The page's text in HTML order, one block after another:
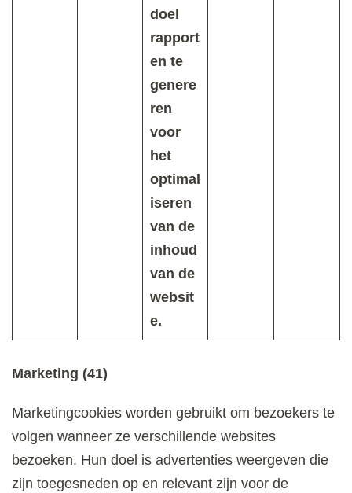
doel
rapport
en te
genere
ren
voor
het
optimal
iseren
van de
inhoud
van de
websit
e.
Marketing (41)
Marketingcookies worden gebruikt om bezoekers te
volgen wanneer ze verschillende websites
bezoeken. Hun doel is advertenties weergeven die
zijn toegesneden op en relevant zijn voor de